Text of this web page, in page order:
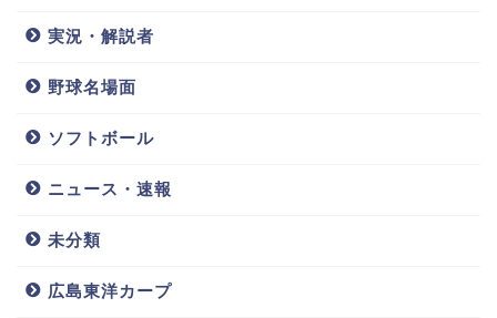
田中広輔選手は、とても面倒見がよく兄弟たちの世話
は家族でバスケ大会をしていたそうです。
たそうです。
実況・解説者
野球名場面
ソフトボール
ニュース・速報
未分類
広島東洋カープ